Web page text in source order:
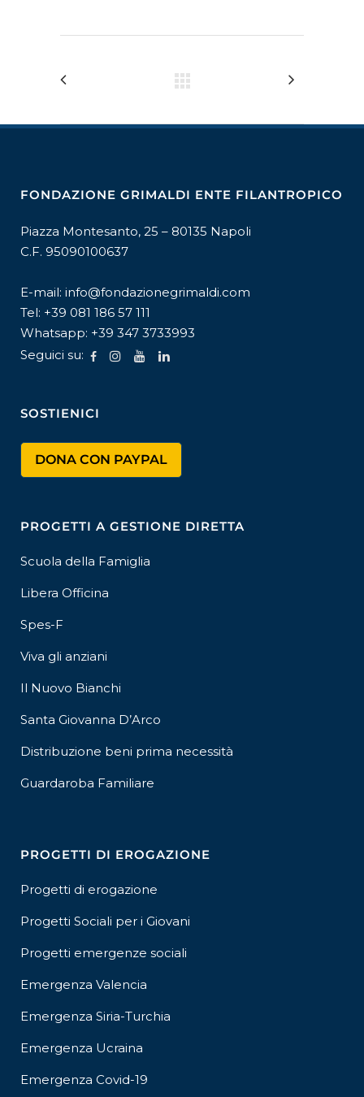
FONDAZIONE GRIMALDI ENTE FILANTROPICO
Piazza Montesanto, 25 – 80135 Napoli
C.F. 95090100637
E-mail: info@fondazionegrimaldi.com
Tel: +39 081 186 57 111
Whatsapp: +39 347 3733993
Seguici su:
SOSTIENICI
DONA CON PAYPAL
PROGETTI A GESTIONE DIRETTA
Scuola della Famiglia
Libera Officina
Spes-F
Viva gli anziani
Il Nuovo Bianchi
Santa Giovanna D’Arco
Distribuzione beni prima necessità
Guardaroba Familiare
PROGETTI DI EROGAZIONE
Progetti di erogazione
Progetti Sociali per i Giovani
Progetti emergenze sociali
Emergenza Valencia
Emergenza Siria-Turchia
Emergenza Ucraina
Emergenza Covid-19